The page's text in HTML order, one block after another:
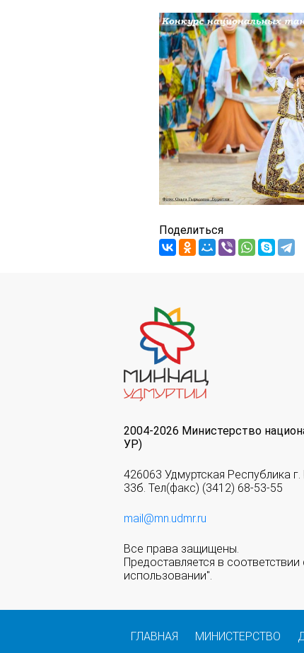
Поделиться
2004-2026 Министерство
УР)
426063 Удмуртская Республика
33б. Тел(факс) (3412) 68-53-55
mail@mn.udmr.ru
Все права защищены.
Предоставляется в
использовании".
ГЛАВНАЯ МИНИСТЕРСТВО